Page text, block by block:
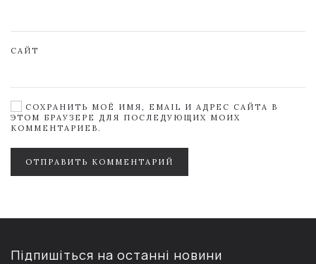
САЙТ
СОХРАНИТЬ МОЁ ИМЯ, EMAIL И АДРЕС САЙТА В
ЭТОМ БРАУЗЕРЕ ДЛЯ ПОСЛЕДУЮЩИХ МОИХ
КОММЕНТАРИЕВ.
ОТПРАВИТЬ КОММЕНТАРИЙ
Підпишіться на останні новини